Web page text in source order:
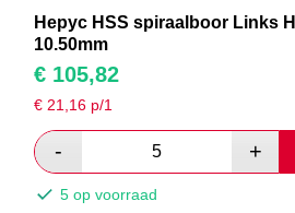
Hepyc HSS spiraalboor Links
10.50mm
€ 105,82
€ 21,16 p/1
5 op voorraad